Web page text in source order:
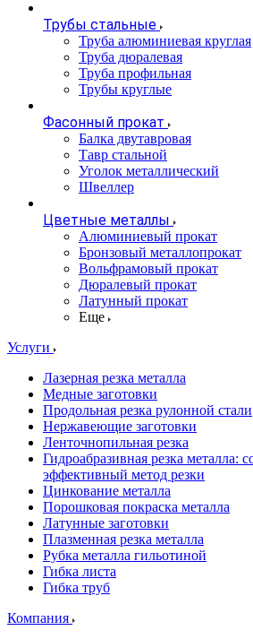
Трубы стальные
Труба алюминиевая круглая
Труба дюралевая
Труба профильная
Трубы круглые
Фасонный прокат
Балка двутавровая
Тавр стальной
Уголок металлический
Швеллер
Цветные металлы
Алюминиевый прокат
Бронзовый металлопрокат
Вольфрамовый прокат
Дюралевый прокат
Латунный прокат
Еще
Услуги
Лазерная резка металла
Медные заготовки
Продольная резка рулонной стали
Нержавеющие заготовки
Ленточнопильная резка
Гидроабразивная резка металла:
эффективный метод резки
Цинкование металла
Порошковая покраска металла
Латунные заготовки
Плазменная резка металла
Рубка металла гильотиной
Гибка листа
Гибка труб
Компания